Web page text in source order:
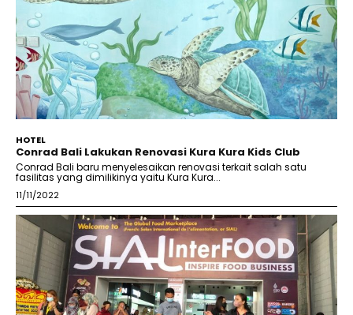
HOTEL
Conrad Bali Lakukan Renovasi Kura Kura Kids Club
Conrad Bali baru menyelesaikan renovasi terkait salah satu
fasilitas yang dimilikinya yaitu Kura Kura...
11/11/2022